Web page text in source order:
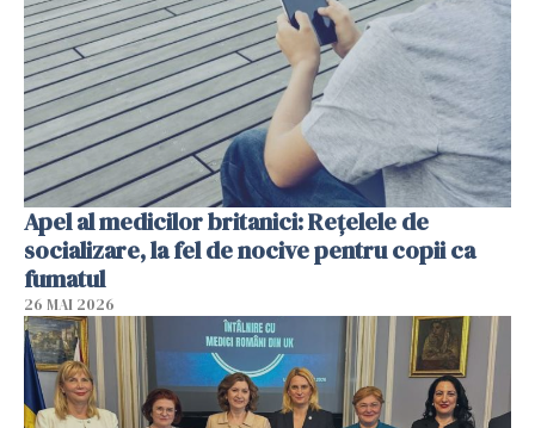
Apel al medicilor britanici: Reţelele de
socializare, la fel de nocive pentru copii ca
fumatul
26 MAI 2026